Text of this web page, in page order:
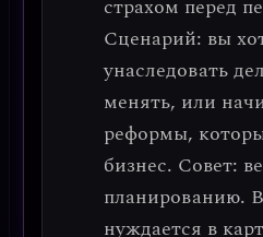
страхом перед
Сценарий: вы
унаследовать
менять, или
реформы,
бизнес. Совет:
планированию.
нуждается в